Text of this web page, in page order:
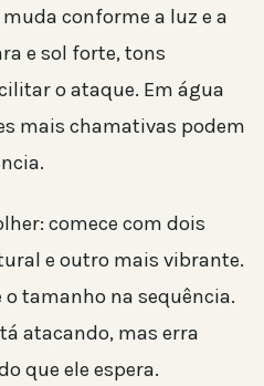
conforme a luz e a
e sol forte, tons
o ataque. Em água
mais chamativas podem
comece com dois
e outro mais vibrante.
o tamanho na sequência.
atacando, mas erra
que ele espera.